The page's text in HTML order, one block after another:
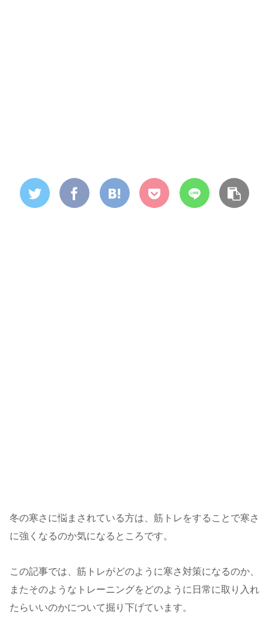
冬の寒さに悩まされている方は、筋トレをすることで寒さ
に強くなるのか気になるところです。
この記事では、筋トレがどのように寒さ対策になるのか、
またそのようなトレーニングをどのように日常に取り入れ
たらいいのかについて掘り下げています。